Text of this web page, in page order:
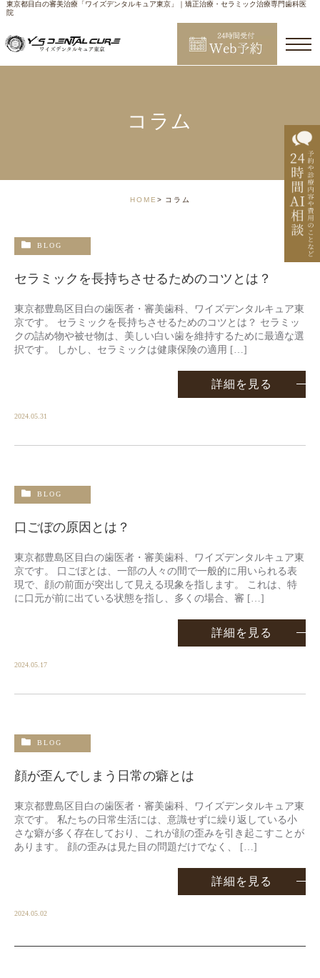
東京都目白の審美治療「ワイズデンタルキュア東京」｜矯正治療・セラミック治療専門歯科医
院
コラム
HOME コラム
BLOG
セラミックを長持ちさせるためのコツとは？
東京都豊島区目白の歯医者・審美歯科、ワイズデンタルキュア東
京です。 セラミックを長持ちさせるためのコツとは？ セラミッ
クの詰め物や被せ物は、美しい白い歯を維持するために最適な選
択です。 しかし、セラミックは健康保険の適用 […]
詳細を見る
2024.05.31
BLOG
口ごぼの原因とは？
東京都豊島区目白の歯医者・審美歯科、ワイズデンタルキュア東
京です。 口ごぼとは、一部の人々の間で一般的に用いられる表
現で、顔の前面が突出して見える現象を指します。 これは、特
に口元が前に出ている状態を指し、多くの場合、審 […]
詳細を見る
2024.05.17
BLOG
顔が歪んでしまう日常の癖とは
東京都豊島区目白の歯医者・審美歯科、ワイズデンタルキュア東
京です。 私たちの日常生活には、意識せずに繰り返している小
さな癖が多く存在しており、これが顔の歪みを引き起こすことが
あります。 顔の歪みは見た目の問題だけでなく、 […]
詳細を見る
2024.05.02